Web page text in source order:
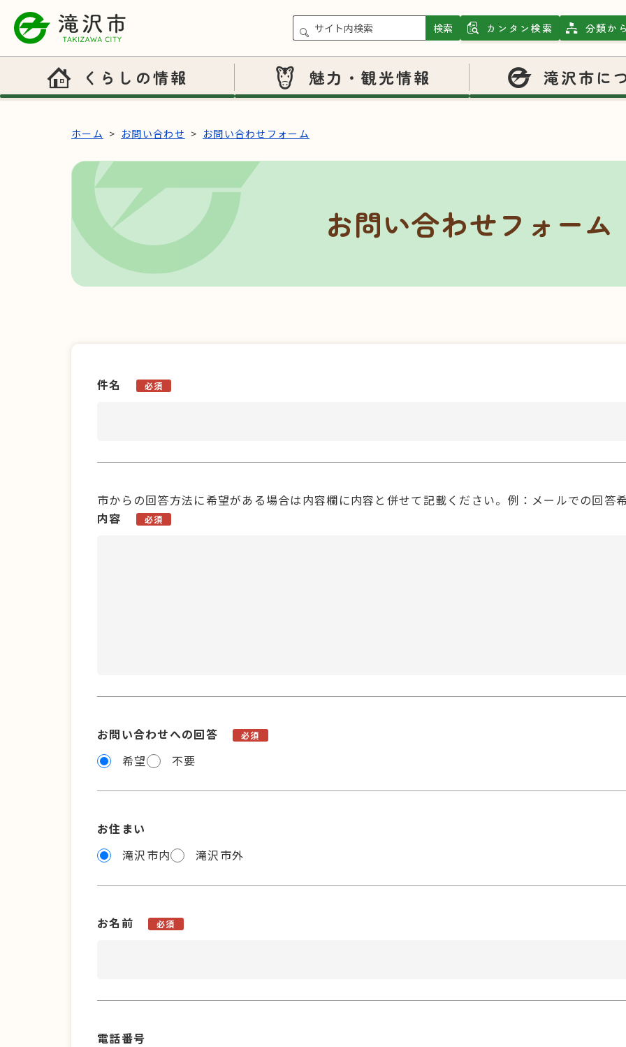
本文へスキップ
検索 カンタン検索 分類か
くらしの情報 魅力・観光情報 滝沢市に
ホーム お問い合わせ お問い合わせフォーム
お問い合わせフォーム
件名 必須
市からの回答方法に希望がある場合は内容欄に内容と併せて記載ください。例：メールでの回答
内容
必須
お問い合わせへの回答 必須
希望 不要
お住まい
滝沢市内
滝沢市外
お名前 必須
電話番号